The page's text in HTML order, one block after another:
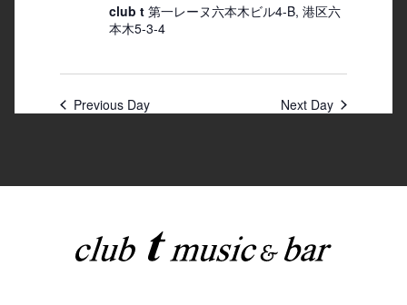
club t 第一レーヌ六本木ビル4-B, 港区六
本木5-3-4
Previous Day Next Day